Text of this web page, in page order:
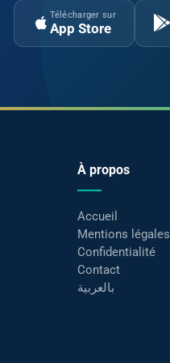
Télécharger sur
App Store
À propos
Accueil
Mentions légales
Confidentialité
Contact
بالعربية